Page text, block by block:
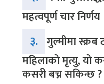
महत्वपूर्ण चार निर्णय
३. गुल्मीमा
महिलाको मृत्यु, यो
कसरी बच्न सकिन्छ ?